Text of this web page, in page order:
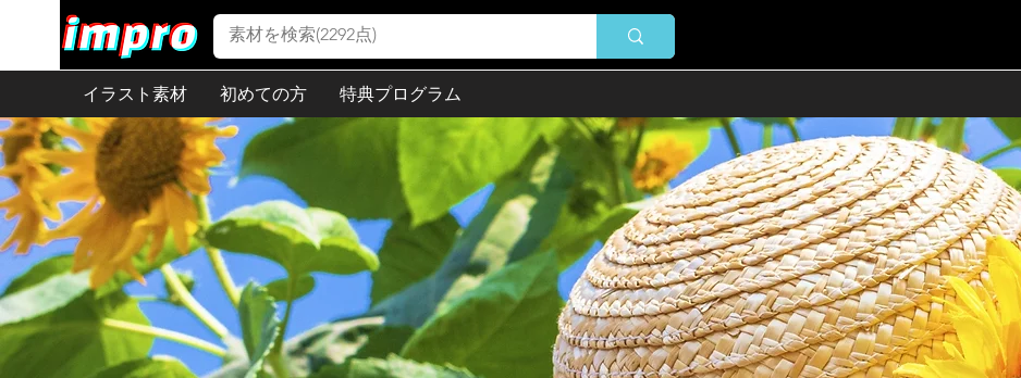
イラスト素材 初めての方 特典プログラム